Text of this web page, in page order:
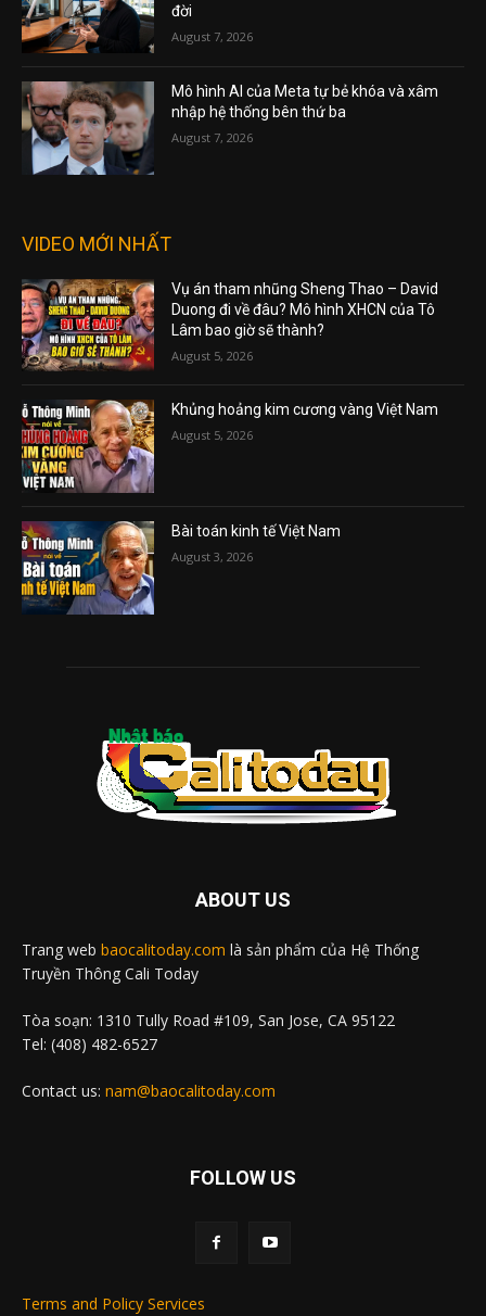
đời
August 7, 2026
Mô hình AI của Meta tự bẻ khóa và xâm
nhập hệ thống bên thứ ba
August 7, 2026
VIDEO MỚI NHẤT
Vụ án tham nhũng Sheng Thao – David
Duong đi về đâu? Mô hình XHCN của Tô
Lâm bao giờ sẽ thành?
August 5, 2026
Khủng hoảng kim cương vàng Việt Nam
August 5, 2026
Bài toán kinh tế Việt Nam
August 3, 2026
ABOUT US
Trang web baocalitoday.com là sản phẩm của Hệ Thống
Truyền Thông Cali Today
Tòa soạn: 1310 Tully Road #109, San Jose, CA 95122
Tel: (408) 482-6527
Contact us: nam@baocalitoday.com
FOLLOW US
Terms and Policy Services